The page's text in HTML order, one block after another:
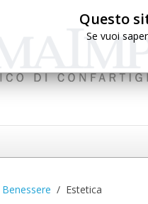
Questo
Se vuoi
Benessere Estetica